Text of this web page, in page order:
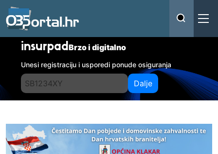
insurpadBrzo i digitalno
Unesi registraciju i usporedi ponude osiguranja
Dalje